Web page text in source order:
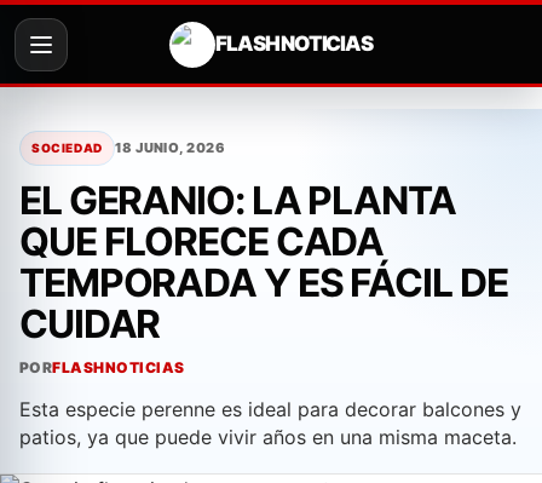
contenido
FLASH NOTICIAS
SOCIEDAD 18 JUNIO, 2026
EL GERANIO: LA PLANTA
QUE FLORECE CADA
TEMPORADA Y ES FÁCIL DE
CUIDAR
PORFLASHNOTICIAS
Esta especie perenne es ideal para decorar balcones y
patios, ya que puede vivir años en una misma maceta.